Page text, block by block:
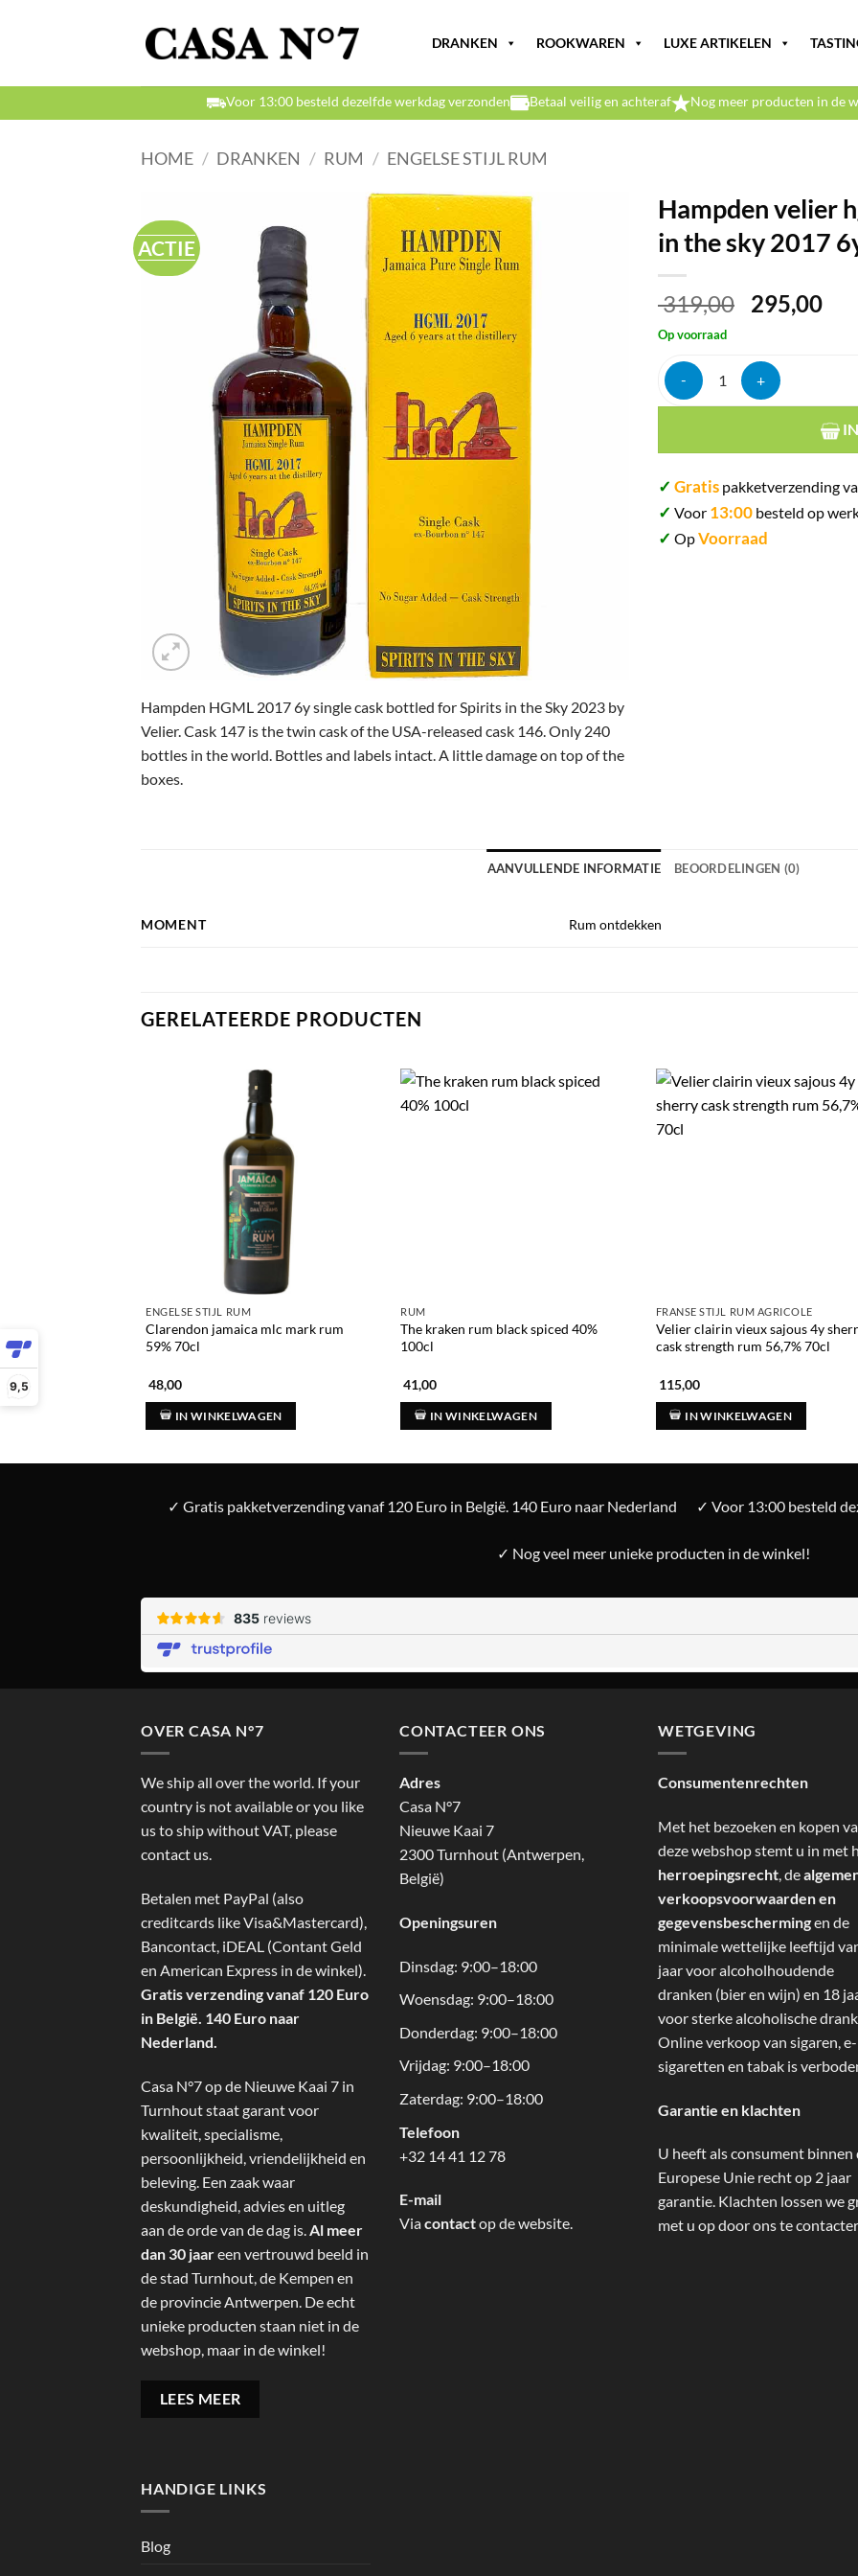
9,5
DRANKEN ROOKWAREN LUXE ARTIKELEN
Voor 13:00 besteld dezelfde werkdag verzonden Betaal veilig en achteraf Nog meer producten in de
HOME / DRANKEN / RUM / ENGELSE STIJL RUM
ACTIE
Hampden HGML 2017 6y single cask bottled for Spirits in the Sky 2023 by
Velier.Cask 147 is the twin cask of the USA-released cask 146.Only 240
bottles in the world. Bottles and labels intact. A little damage on top of the
boxes.
Hampden velier
in the sky 2017
319,00
€ 319,00.
295,00
Op voorraad
Hampden velier hgml jamaica
✓ Gratis pakketverzending
✓ Voor 13:00 besteld op
✓ OpVoorraad
AANVULLENDE INFORMATIE BEOORDELINGEN (0)
MOMENT Rum ontdekken
GERELATEERDE PRODUCTEN
ENGELSE STIJL RUM
Clarendon jamaica mlc mark rum
59% 70cl
48,00
IN WINKELWAGEN
RUM
The kraken rum black spiced 40%
100cl
41,00
IN WINKELWAGEN
FRANSE STIJL RUM AGRICOLE
Velier clairin vieux sajous 4y
cask strength rum 56,7% 70cl
115,00
IN WINKELWAGEN
✓ Gratis pakketverzending vanaf 120 Euro in België. 140 Euro naar Nederland ✓ Voor 13:00 besteld
✓ Nog veel meer unieke producten in de winkel!
OVER CASA N°7
We ship all over the world. If your
country is not available or you like
us to ship without VAT, please
contact us.
Betalen met PayPal (also
creditcards like Visa&Mastercard),
Bancontact, iDEAL (Contant Geld
en American Express in de winkel).
Gratis verzending vanaf 120 Euro
in België. 140 Euro naar
Nederland.
Casa N°7 op de Nieuwe Kaai 7 in
Turnhout staat garant voor
kwaliteit, specialisme,
persoonlijkheid, vriendelijkheid en
beleving. Een zaak waar
deskundigheid, advies en uitleg
aan de orde van de dag is. Al meer
dan 30 jaareen vertrouwd beeld in
de stad Turnhout, de Kempen en
de provincie Antwerpen. De echt
unieke producten staan niet in de
webshop, maar in de winkel!
LEES MEER
CONTACTEER ONS
Adres
Casa N°7
Nieuwe Kaai 7
2300 Turnhout (Antwerpen,
België)
Openingsuren
Dinsdag: 9:00–18:00
Woensdag: 9:00–18:00
Donderdag: 9:00–18:00
Vrijdag: 9:00–18:00
Zaterdag: 9:00–18:00
Telefoon
+32 14 41 12 78
E-mail
Viacontactop de website.
WETGEVING
Consumentenrechten
Met het bezoeken en kopen
deze webshop stemt u in met
herroepingsrecht, de
verkoopsvoorwaarden en
gegevensbeschermingen de
minimale wettelijke leeftijd
jaar voor alcoholhoudende
dranken (bier en wijn) en 18
voor sterke alcoholische
Online verkoop van sigaren, e-
sigaretten en tabak is
Garantie en klachten
U heeft als consument binnen
Europese Unie recht op 2 jaar
garantie. Klachten lossen we
met u op door ons te
HANDIGE LINKS
Blog